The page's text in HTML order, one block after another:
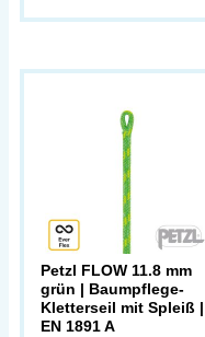
Petzl FLOW 11.8 mm
grün | Baumpflege-
Kletterseil mit Spleiß |
EN 1891 A